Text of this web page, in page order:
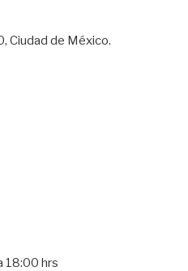
Ciudad de México.
18:00 hrs